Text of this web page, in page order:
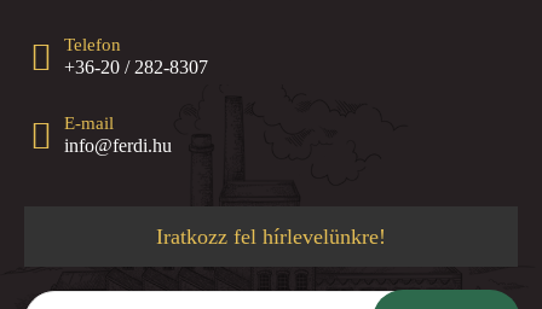
Telefon
+36-20 / 282-8307
E-mail
info@ferdi.hu
Iratkozz fel hírlevelünkre!
Írd